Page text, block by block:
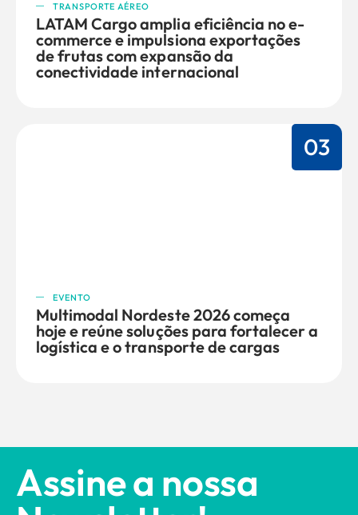
TRANSPORTE AÉREO
LATAM Cargo amplia eficiência no e-
commerce e impulsiona exportações
de frutas com expansão da
conectividade internacional
03
EVENTO
Multimodal Nordeste 2026 começa
hoje e reúne soluções para fortalecer a
logística e o transporte de cargas
Assine a nossa